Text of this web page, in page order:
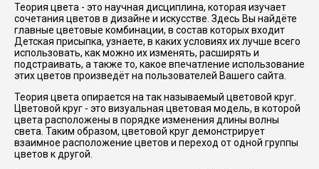
Теория цвета - это научная дисциплина, которая изучает
сочетания цветов в дизайне и искусстве. Здесь Вы найдёте
главные цветовые комбинации, в состав которых входит
Детская присыпка, узнаете, в каких условиях их лучше всего
использовать, как можно их изменять, расширять и
подстраивать, а также то, какое впечатление использование
этих цветов произведёт на пользователей Вашего сайта.
Теория цвета опирается на так называемый цветовой круг.
Цветовой круг - это визуальная цветовая модель, в которой
цвета расположены в порядке изменения длины волны
света. Таким образом, цветовой круг демонстрирует
взаимное расположение цветов и переход от одной группы
цветов к другой.